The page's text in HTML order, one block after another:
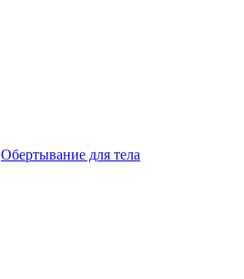
Обертывание для тела